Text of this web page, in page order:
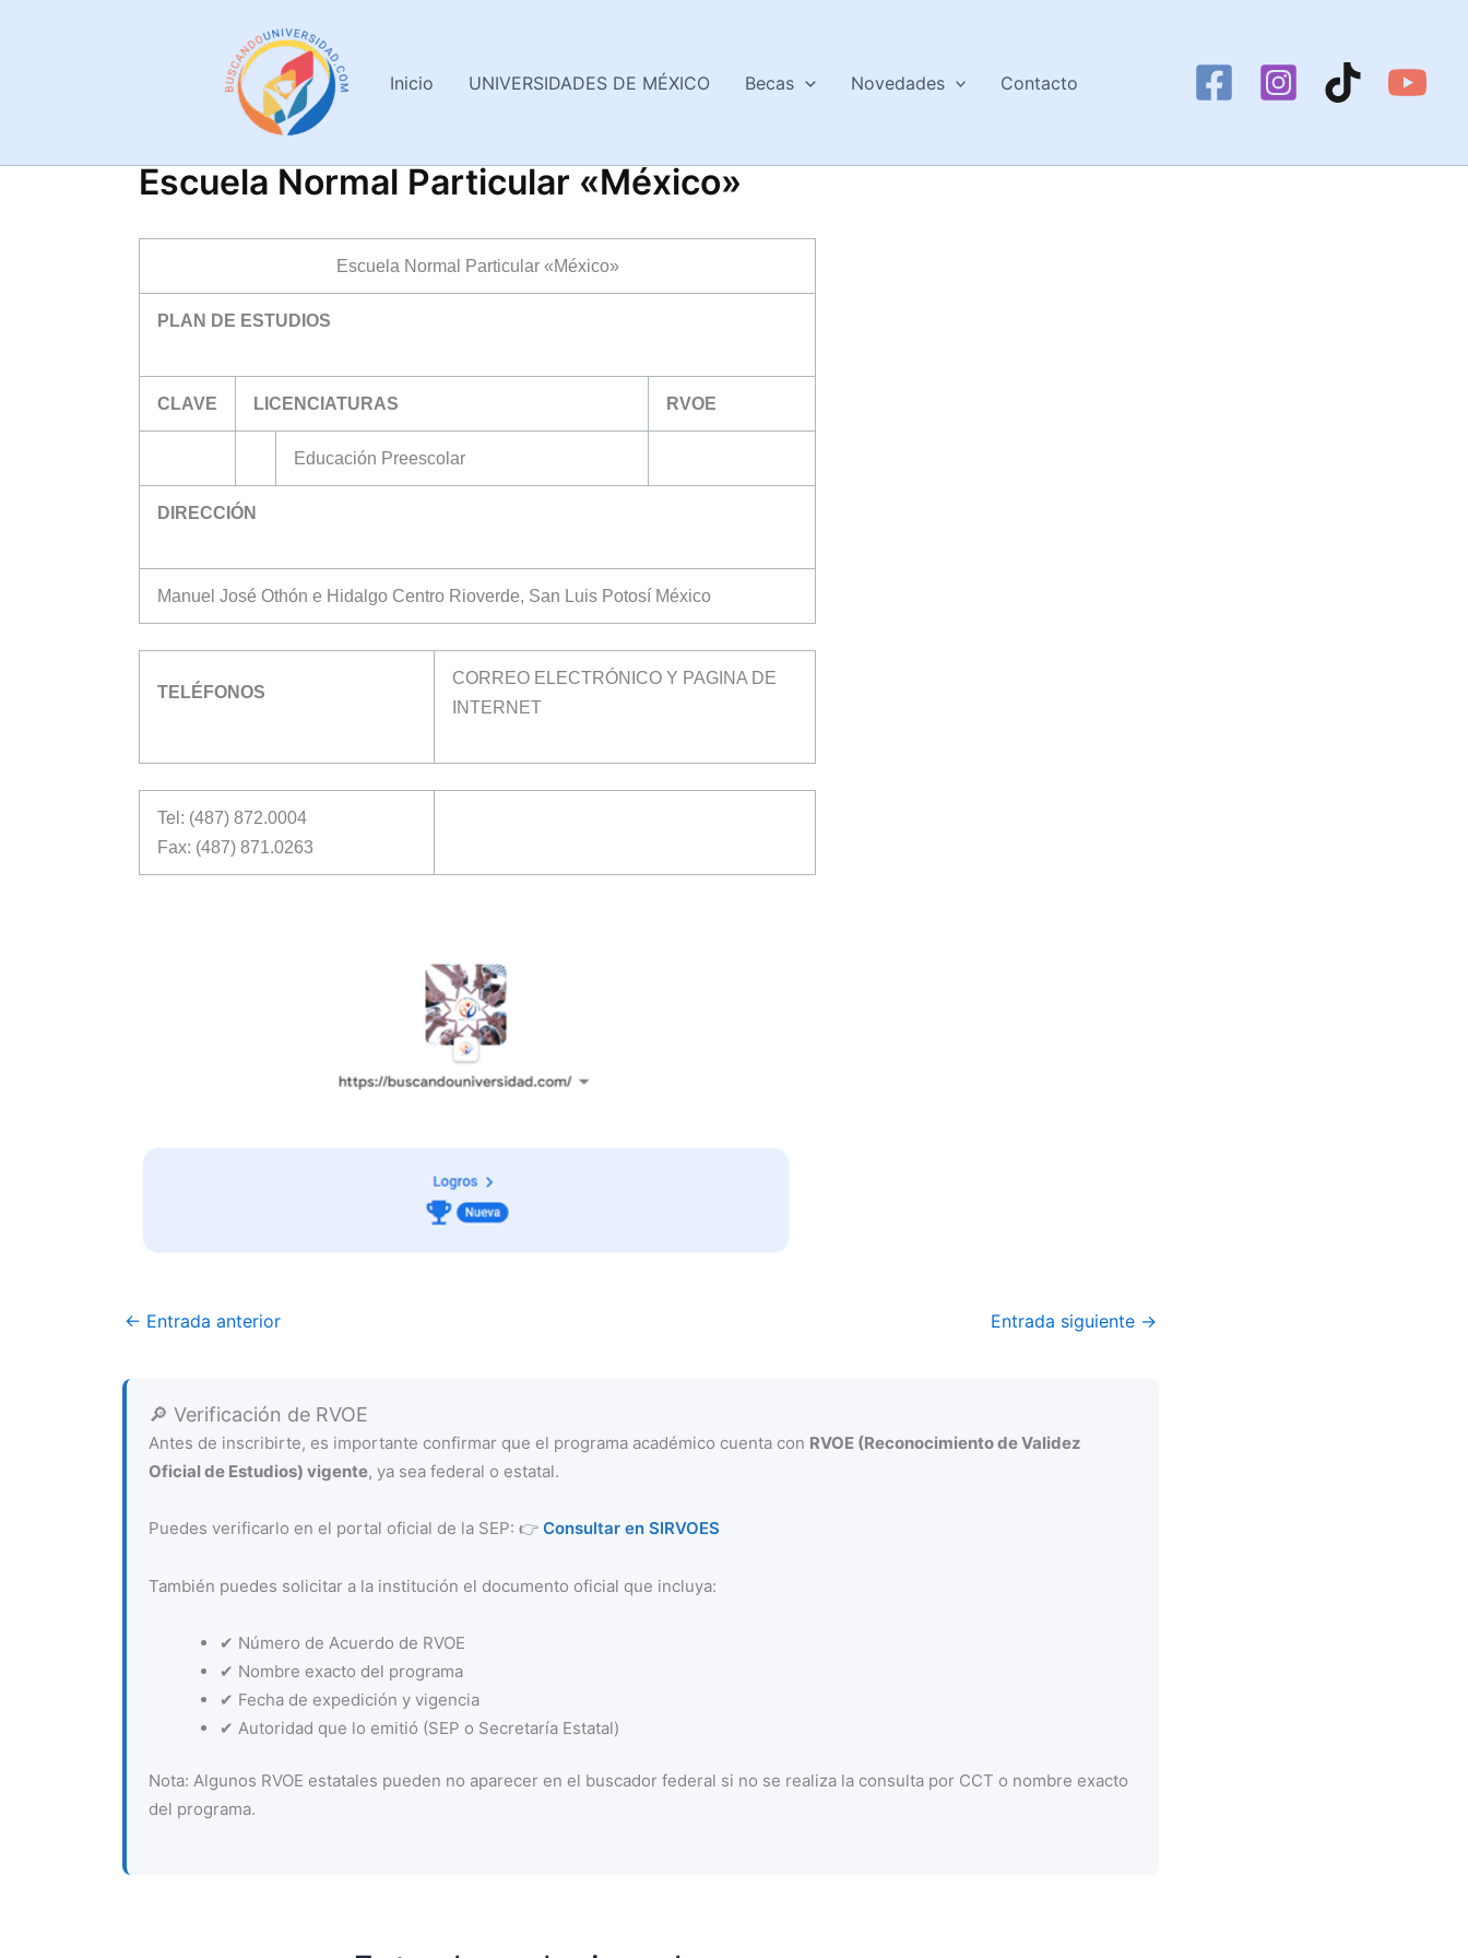
Inicio UNIVERSIDADES DE MÉXICO Becas Novedades Contacto
Escuela Normal Particular «México»
Escuela Normal Particular «México»
PLAN DE ESTUDIOS
CLAVE LICENCIATURAS RVOE
Educación Preescolar
DIRECCIÓN
Manuel José Othón e Hidalgo Centro Rioverde, San Luis Potosí México
TELÉFONOS
CORREO ELECTRÓNICO Y PAGINA DE
INTERNET
Tel: (487) 872.0004
Fax: (487) 871.0263
← Entrada anterior Entrada siguiente →
🔎 Verificación de RVOE
Antes de inscribirte, es importante confirmar que el programa académico cuenta con RVOE (Reconocimiento de Validez
Oficial de Estudios) vigente, ya sea federal o estatal.
Puedes verificarlo en el portal oficial de la SEP: 👉 Consultar en SIRVOES
También puedes solicitar a la institución el documento oficial que incluya:
✔ Número de Acuerdo de RVOE
✔ Nombre exacto del programa
✔ Fecha de expedición y vigencia
✔ Autoridad que lo emitió (SEP o Secretaría Estatal)
Nota: Algunos RVOE estatales pueden no aparecer en el buscador federal si no se realiza la consulta por CCT o nombre exacto
del programa.